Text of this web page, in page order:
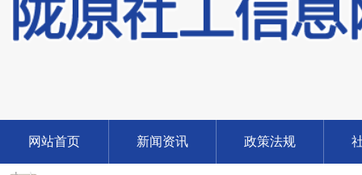
网站首页 新闻资讯 政策法规